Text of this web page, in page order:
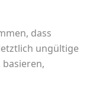
dass
ungültige